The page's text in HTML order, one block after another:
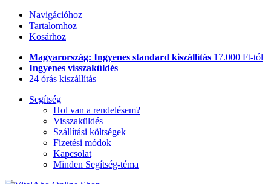
Navigációhoz
Tartalomhoz
Kosárhoz
Magyarország: Ingyenes standard kiszállítás 17.000 Ft-tól
Ingyenes visszaküldés
24 órás kiszállítás
Segítség
Hol van a rendelésem?
Visszaküldés
Szállítási költségek
Fizetési módok
Kapcsolat
Minden Segítség-téma